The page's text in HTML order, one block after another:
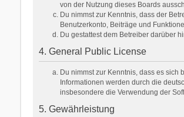
von der Nutzung dieses Boards
Du nimmst zur Kenntnis, dass der
Benutzerkonto, Beiträge und
Du gestattest dem Betreiber darüber
4. General Public License
Du nimmst zur Kenntnis, dass es sich
Informationen werden durch die
insbesondere die Verwendung der
5. Gewährleistung